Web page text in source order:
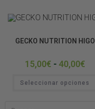
GECKO NUTRITION HIGO
15,00€ - 40,00€
Seleccionar opciones